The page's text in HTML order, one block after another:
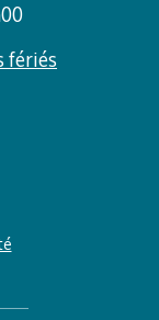
fériés